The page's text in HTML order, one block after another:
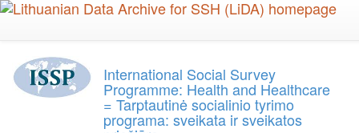
Skip
content
International Social Survey
Programme: Health and Healthcare
= Tarptautinė socialinio tyrimo
programa: sveikata ir sveikatos